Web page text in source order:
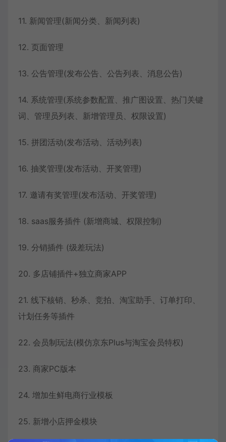
11. 新闻管理(新闻分类、新闻列表)
12. 页面管理
13. 公告管理(发布公告、公告列表、消息公告)
14. 系统管理(系统参数配置、推广图设置、热门关键
词、管理员列表、新增管理员、权限设置)
15. 拼团活动(发布活动、活动列表)
16. 抽奖管理(发布活动、开奖管理)
17. 邀请有奖管理(发布活动、开奖管理)
18. saas服务插件 (新增商城、权限控制)
19. 分销插件 (级差玩法)
20. 多店铺插件+独立商家APP
21. 线下核销、秒杀、竞拍、淘宝助手、订单打印、
计划任务等插件
22. 会员制玩法(模仿京东Plus与淘宝会员特权)
23. 商家PC版本
24. 增加生鲜电商行业模板
25. 新增小店押金模块